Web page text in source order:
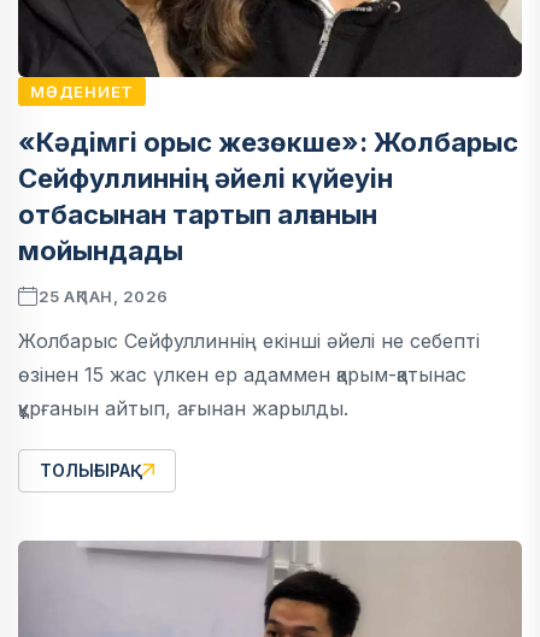
МӘДЕНИЕТ
«Кәдімгі орыс жезөкше»: Жолбарыс
Сейфуллиннің әйелі күйеуін
отбасынан тартып алғанын
мойындады
25 АҚПАН, 2026
Жолбарыс Сейфуллиннің екінші әйелі не себепті
өзінен 15 жас үлкен ер адаммен қарым-қатынас
құрғанын айтып, ағынан жарылды.
ТОЛЫҒЫРАҚ